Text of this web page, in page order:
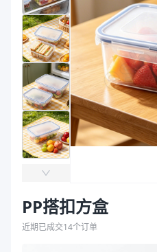
产品特性
支持定制
商品图片
PP搭扣方盒
近期已成交14个订单